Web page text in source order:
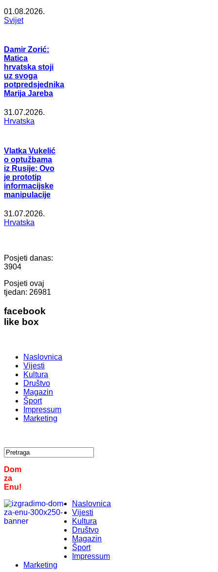
01.08.2026.
Svijet
Damir Zorić:
Matica
hrvatska stoji
uz svoga
potpredsjednika
Marija Jareba
31.07.2026.
Hrvatska
Vlatka Vukelić
o optužbama
iz Rusije: Ovo
je prototip
informacijske
manipulacije
31.07.2026.
Hrvatska
Posjeti danas:
3904
Posjeti ovaj
tjedan: 26981
facebook
like box
Naslovnica
Vijesti
Kultura
Društvo
Magazin
Šport
Impressum
Marketing
Dom
za
Enu!
Naslovnica
Vijesti
Kultura
Društvo
Magazin
Šport
Impressum
Marketing